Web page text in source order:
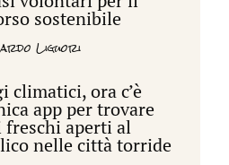
sostenibile
Liguori
climatici, ora c’è
app per trovare
freschi aperti al
nelle città torride